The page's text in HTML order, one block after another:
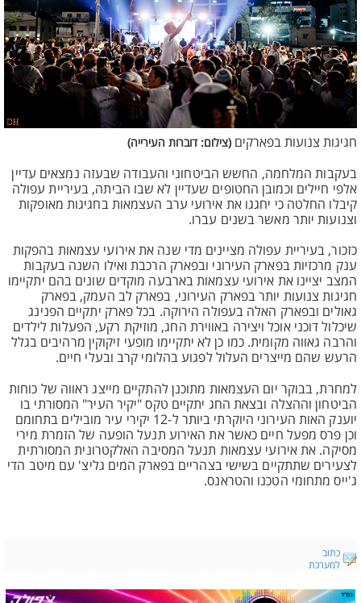
חגיגות צנועות בפארקים (צילום: דוברות העירייה)
בעקבות המלחמה, החשש הביטחוני והעבודה שבעזה נמצאים עדיין
אלפי חיילים וכמובן החטופים שעדיין לא שבו הביתה, בעיריית עפולה
קיבלו החלטה כי יחגגו את אירועי ערב העצמאות בחגיגות מאופקות
וצנועות יותר מאשר בשנים עברו.
כזכור, בעיריית עפולה מציינים מדי שנה את אירועי עצמאות בהפקות
ענק מרכזיות בפארק העירוני ובפארק הרכבת ואילו השנה בעקבות
המצב יציינו את אירועי עצמאות בארבעה מוקדים שונים בהם יתקיימו
חגיגות צנועות יותר בפארק העירוני, בפארק לב העמק, בפארק
גאולים ובפארק האלה בעפולה הירוקה. בכל פארק יתקיים הפנינג
שיכלול דוכני אוכל ויצירה באווירת החג, מוזיקת רקע, הפעלות לילדים
והרבה גאווה מקומית. כמו כן לא יתקיימו מופעי זיקוקין מרהיבים בגלל
הרעש שהם מייצרים העלול לפגוע בהלומי קרב ובעלי חיים.
למחרת, בבוקר יום העצמאות מתוכנן להתקיים מייצג ראווה של כוחות
הביטחון וההצלה ובצאת החג יתקיים טקס "יקיר העיר" המסורתי בו
יוענק האות העירוני היוקרתי ביותר ל-12 יקירי עיר מובילים בתחומם
וכן פרס מפעל חיים כאשר את האירוע תנעל הופעה של הזמרת מירי
מסיקה. את אירועי עצמאות תנעל המסיבה האלקטרונית המסורתית
לצעירים שתתקיים בשישי בצהריים בפארק המים גליצ' עם מיטב הדי
ג'ייס מתחומי הטכנו והטראנס.
כתוב
למערכת